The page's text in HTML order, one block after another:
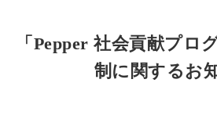
「Pepper 社会貢献プロ
制に関するお